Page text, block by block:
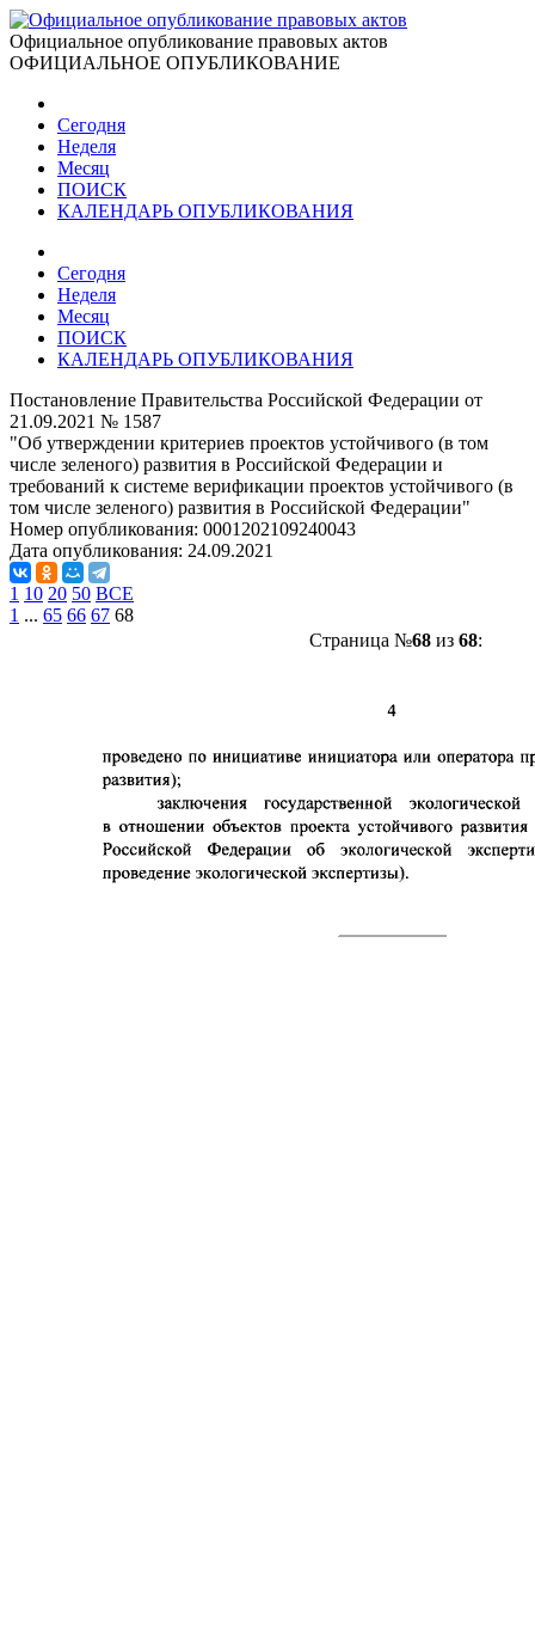
Официальное опубликование правовых актов
ОФИЦИАЛЬНОЕ ОПУБЛИКОВАНИЕ
Сегодня
Неделя
Месяц
ПОИСК
КАЛЕНДАРЬ ОПУБЛИКОВАНИЯ
Сегодня
Неделя
Месяц
ПОИСК
КАЛЕНДАРЬ ОПУБЛИКОВАНИЯ
Постановление Правительства Российской Федерации от
21.09.2021 № 1587
"Об утверждении критериев проектов устойчивого (в том
числе зеленого) развития в Российской Федерации и
требований к системе верификации проектов устойчивого (в
том числе зеленого) развития в Российской Федерации"
Номер опубликования: 0001202109240043
Дата опубликования: 24.09.2021
1 10 20 50 ВСЕ
1 ... 65 66 67 68
Страница №68из 68: